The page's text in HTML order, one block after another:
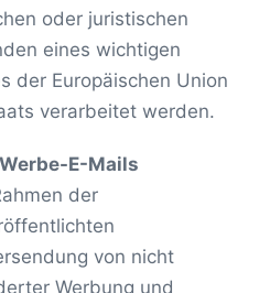
oder juristischen
eines wichtigen
der Europäischen Union
verarbeitet werden.
E-Mails
der
von nicht
Werbung und